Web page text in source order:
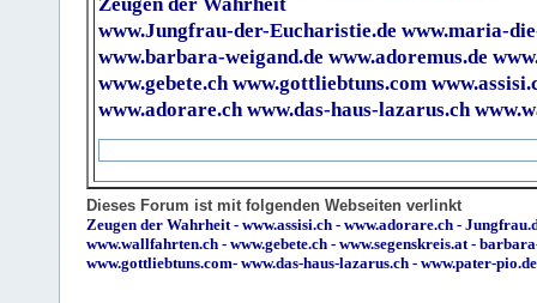
www.Jungfrau-der-Eucharistie.de www.maria-
www.barbara-weigand.de www.adoremus.de
www.gebete.ch www.gottliebtuns.com
www.adorare.ch www.das-haus-lazarus.ch
Dieses Forum ist mit folgenden Webseiten verlinkt
Zeugen der Wahrheit - www.assisi.ch - www.adorare.ch -
www.wallfahrten.ch - www.gebete.ch - www.segenskreis.at -
www.gottliebtuns.com- www.das-haus-lazarus.ch - www.pater-pio.de